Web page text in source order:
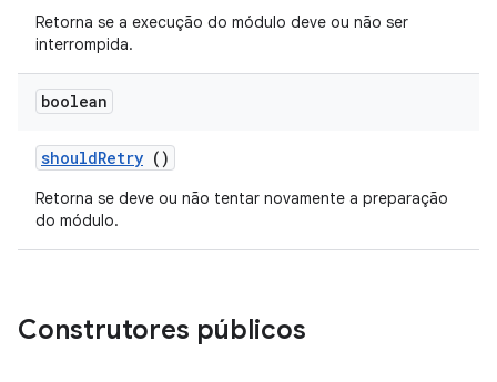
Retorna se a execução do módulo deve ou não ser
interrompida.
boolean
shouldRetry ()
Retorna se deve ou não tentar novamente a preparação
do módulo.
Construtores públicos